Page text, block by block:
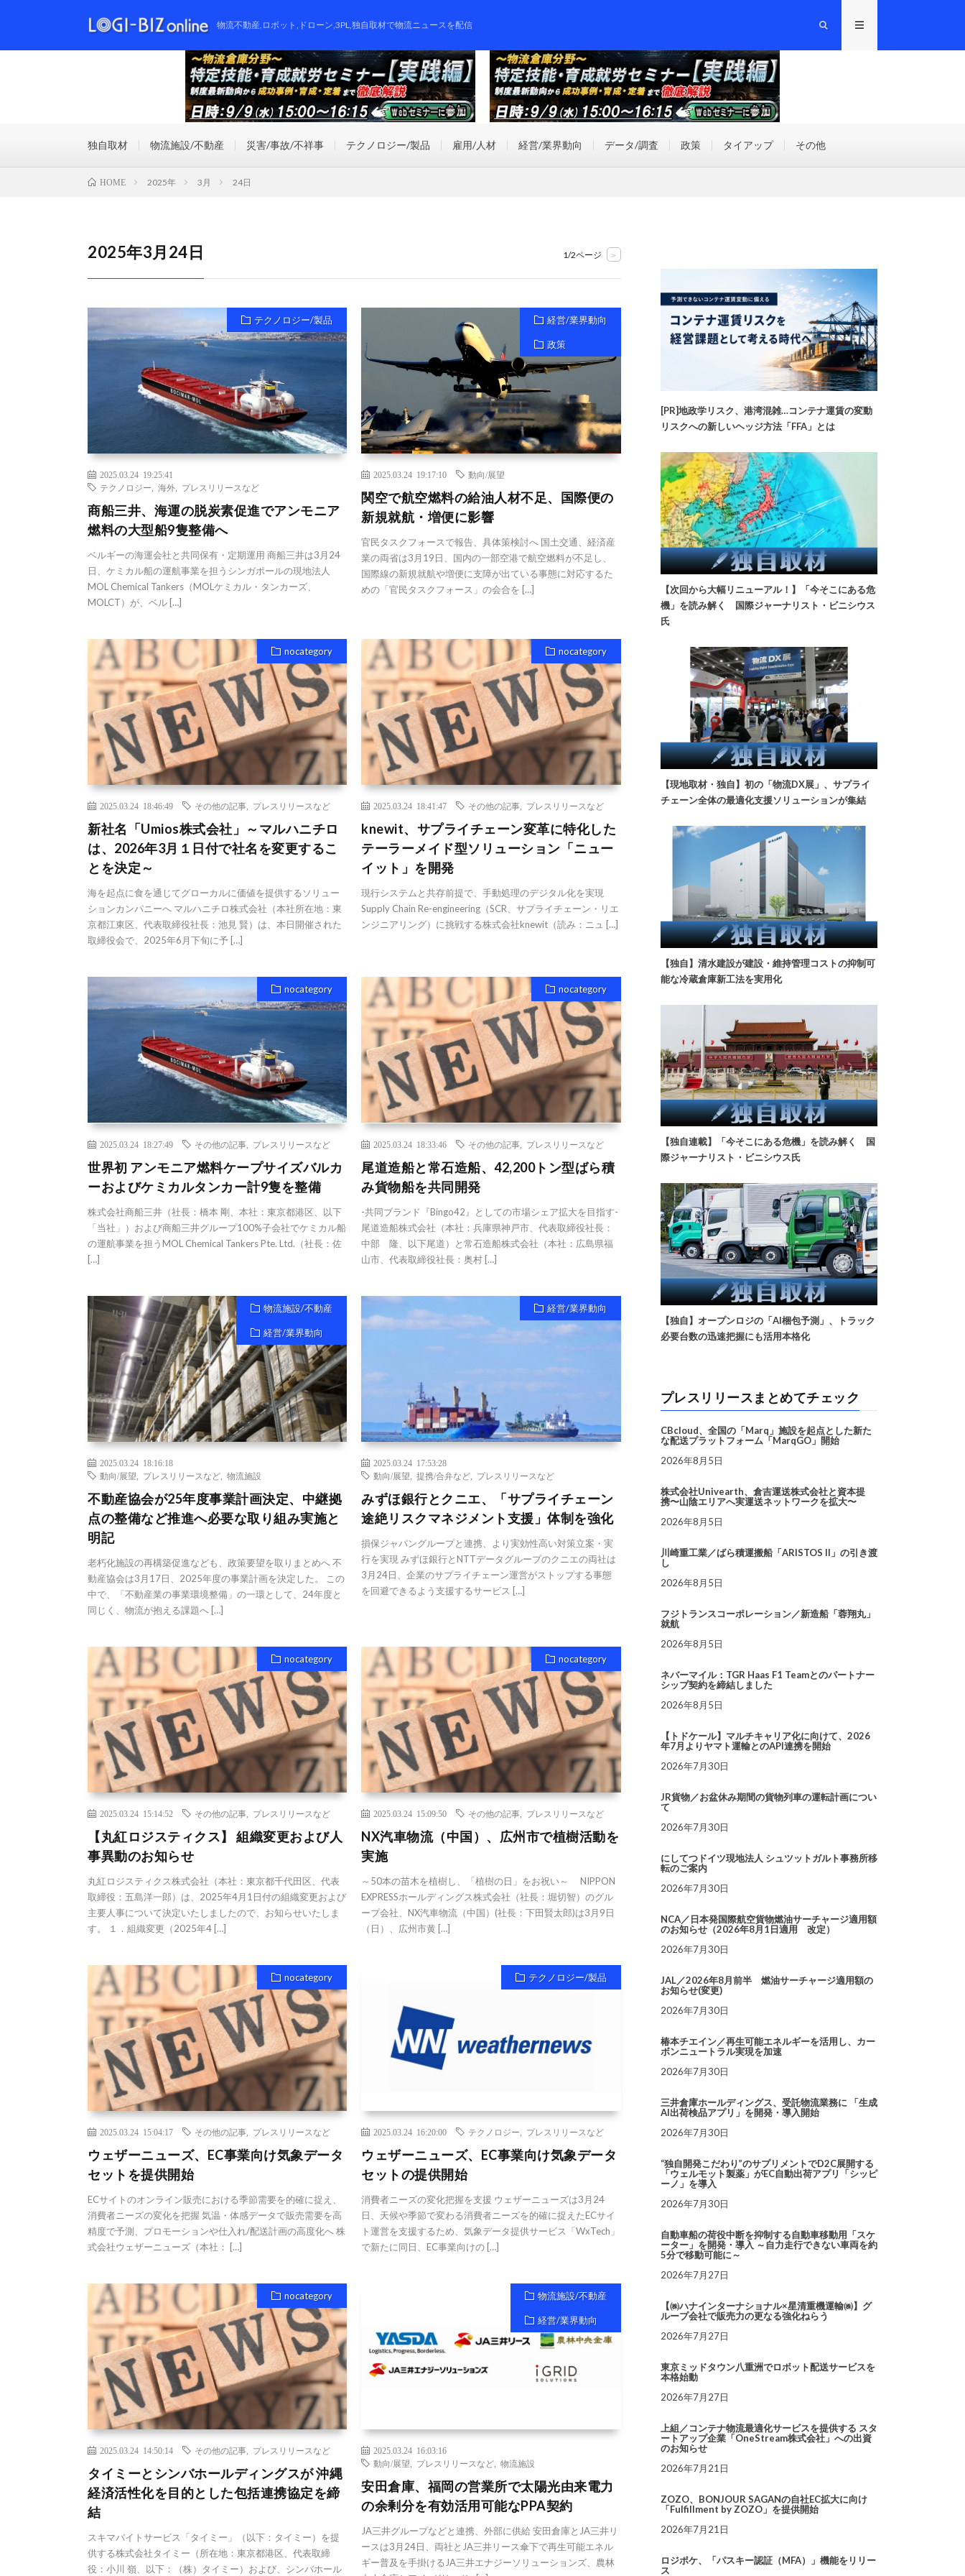
物流不動産,ロボット,ドローン,3PL,独自取材で物流ニュースを配信
独自取材 物流施設/不動産 災害/事故/不祥事 テクノロジー/製品 雇用/人材 経営/業界動向 データ/調査 政策 タイアップ その他
HOME 2025年 3月 24日
2025年3月24日 1/2ページ >
テクノロジー/製品
2025.03.24 19:25:41
テクノロジー
海外 プレスリリースなど
商船三井、海運の脱炭素促進でアンモニア
燃料の大型船9隻整備へ
ベルギーの海運会社と共同保有・定期運用 商船三井は3月24
日、ケミカル船の運航事業を担うシンガポールの現地法人
MOL Chemical Tankers（MOLケミカル・タンカーズ、
MOLCT）が、ベル […]
経営/業界動向
政策
2025.03.24 19:17:10 動向/展望
関空で航空燃料の給油人材不足、国際便の
新規就航・増便に影響
官民タスクフォースで報告、具体策検討へ 国土交通、経済産
業の両省は3月19日、国内の一部空港で航空燃料が不足し、
国際線の新規就航や増便に支障が出ている事態に対応するた
めの「官民タスクフォース」の会合を […]
nocategory
2025.03.24 18:46:49 その他の記事 プレスリリースなど
新社名「Umios株式会社」～マルハニチロ
は、2026年3月１日付で社名を変更するこ
とを決定～
海を起点に食を通じてグローカルに価値を提供するソリュー
ションカンパニーへ マルハニチロ株式会社（本社所在地：東
京都江東区、代表取締役社長：池見 賢）は、本日開催された
取締役会で、2025年6月下旬に予 […]
nocategory
2025.03.24 18:41:47 その他の記事 プレスリリースなど
knewit、サプライチェーン変革に特化した
テーラーメイド型ソリューション「ニュー
イット」を開発
現行システムと共存前提で、手動処理のデジタル化を実現
Supply Chain Re-engineering（SCR、サプライチェーン・リエ
ンジニアリング）に挑戦する株式会社knewit（読み：ニュ […]
nocategory
2025.03.24 18:27:49 その他の記事 プレスリリースなど
世界初 アンモニア燃料ケープサイズバルカ
ーおよびケミカルタンカー計9隻を整備
株式会社商船三井（社長：橋本 剛、本社：東京都港区、以下
「当社」）および商船三井グループ100%子会社でケミカル船
の運航事業を担うMOL Chemical Tankers Pte. Ltd.（社長：佐
[…]
nocategory
2025.03.24 18:33:46 その他の記事 プレスリリースなど
尾道造船と常石造船、42,200トン型ばら積
み貨物船を共同開発
-共同ブランド『Bingo42』としての市場シェア拡大を目指す-
尾道造船株式会社（本社：兵庫県神戸市、代表取締役社長：
中部 隆、以下尾道）と常石造船株式会社（本社：広島県福
山市、代表取締役社長：奥村 […]
物流施設/不動産
経営/業界動向
2025.03.24 18:16:18
動向/展望
プレスリリースなど 物流施設
不動産協会が25年度事業計画決定、中継拠
点の整備など推進へ必要な取り組み実施と
明記
老朽化施設の再構築促進なども、政策要望を取りまとめへ 不
動産協会は3月17日、2025年度の事業計画を決定した。 この
中で、「不動産業の事業環境整備」の一環として、24年度と
同じく、物流が抱える課題へ […]
経営/業界動向
2025.03.24 17:53:28
動向/展望
,提携/合弁など プレスリリースなど
みずほ銀行とクニエ、「サプライチェーン
途絶リスクマネジメント支援」体制を強化
損保ジャパングループと連携、より実効性高い対策立案・実
行を実現 みずほ銀行とNTTデータグループのクニエの両社は
3月24日、企業のサプライチェーン運営がストップする事態
を回避できるよう支援するサービス […]
nocategory
2025.03.24 15:14:52 その他の記事 プレスリリースなど
【丸紅ロジスティクス】 組織変更および人
事異動のお知らせ
丸紅ロジスティクス株式会社（本社：東京都千代田区、代表
取締役：五島洋一郎）は、2025年4月1日付の組織変更および
主要人事について決定いたしましたので、お知らせいたしま
す。 １．組織変更（2025年4 […]
nocategory
2025.03.24 15:09:50 その他の記事 プレスリリースなど
NX汽車物流（中国）、広州市で植樹活動を
実施
～50本の苗木を植樹し、「植樹の日」をお祝い～ NIPPON
EXPRESSホールディングス株式会社（社長：堀切智）のグル
ープ会社、NX汽車物流（中国）(社長：下田賢太郎)は3月9日
（日）、広州市黄 […]
nocategory
2025.03.24 15:04:17 その他の記事 プレスリリースなど
ウェザーニューズ、EC事業向け気象データ
セットを提供開始
ECサイトのオンライン販売における季節需要を的確に捉え、
消費者ニーズの変化を把握 気温・体感データで販売需要を高
精度で予測、プロモーションや仕入れ/配送計画の高度化へ 株
式会社ウェザーニューズ（本社： […]
テクノロジー/製品
2025.03.24 16:20:00 テクノロジー プレスリリースなど
ウェザーニューズ、EC事業向け気象データ
セットの提供開始
消費者ニーズの変化把握を支援 ウェザーニューズは3月24
日、天候や季節で変わる消費者ニーズを的確に捉えたECサイ
ト運営を支援するため、気象データ提供サービス「WxTech」
で新たに同日、EC事業向けの […]
nocategory
2025.03.24 14:50:14 その他の記事 プレスリリースなど
タイミーとシンバホールディングスが 沖縄
経済活性化を⽬的とした包括連携協定を締
結
スキマバイトサービス「タイミー」（以下：タイミー）を提
供する株式会社タイミー（所在地：東京都港区、代表取締
役：⼩川 嶺、以下：（株）タイミー）および、シンバホール
物流施設/不動産
経営/業界動向
2025.03.24 16:03:16
動向/展望
プレスリリースなど ,物流施設
安田倉庫、福岡の営業所で太陽光由来電力
の余剰分を有効活用可能なPPA契約
JA三井グループなどと連携、外部に供給 安田倉庫とJA三井リ
ースは3月24日、両社とJA三井リース傘下で再生可能エネル
ギー普及を手掛けるJA三井エナジーソリューションズ、農林
[PR]地政学リスク、港湾混雑…コンテナ運賃の変動
リスクへの新しいヘッジ方法「FFA」とは
【次回から大幅リニューアル！】「今そこにある危
機」を読み解く 国際ジャーナリスト・ビニシウス
氏
【現地取材・独自】初の「物流DX展」、サプライ
チェーン全体の最適化支援ソリューションが集結
【独自】清水建設が建設・維持管理コストの抑制可
能な冷蔵倉庫新工法を実用化
【独自連載】「今そこにある危機」を読み解く 国
際ジャーナリスト・ビニシウス氏
【独自】オープンロジの「AI梱包予測」、トラック
必要台数の迅速把握にも活用本格化
プレスリリースまとめてチェック
CBcloud、全国の「Marq」施設を起点とした新た
な配送プラットフォーム「MarqGO」開始
2026年8月5日
株式会社Univearth、倉吉運送株式会社と資本提
携〜山陰エリアへ実運送ネットワークを拡大〜
2026年8月5日
川崎重工業／ばら積運搬船「ARISTOS II」の引き渡
し
2026年8月5日
フジトランスコーポレーション／新造船「蓉翔丸」
就航
2026年8月5日
ネバーマイル：TGR Haas F1 Teamとのパートナー
シップ契約を締結しました
2026年8月5日
【トドケール】マルチキャリア化に向けて、2026
年7月よりヤマト運輸とのAPI連携を開始
2026年7月30日
JR貨物／お盆休み期間の貨物列車の運転計画につい
て
2026年7月30日
にしてつドイツ現地法人 シュツットガルト事務所移
転のご案内
2026年7月30日
NCA／日本発国際航空貨物燃油サーチャージ適用額
のお知らせ（2026年8月1日適用 改定）
2026年7月30日
JAL／2026年8月前半 燃油サーチャージ適用額の
お知らせ(変更)
2026年7月30日
椿本チエイン／再生可能エネルギーを活用し、カー
ボンニュートラル実現を加速
2026年7月30日
三井倉庫ホールディングス、受託物流業務に 「生成
AI出荷検品アプリ」を開発・導入開始
2026年7月30日
“独自開発こだわり”のサプリメントでD2C展開する
「ウェルモット製薬」がEC自動出荷アプリ「シッピ
ーノ」を導入
2026年7月30日
自動車船の荷役中断を抑制する自動車移動用「スケ
ーター」を開発・導入 ～自力走行できない車両を約
5分で移動可能に～
2026年7月27日
【㈱ハナインターナショナル×星清重機運輸㈱】グ
ループ会社で販売力の更なる強化ねらう
2026年7月27日
東京ミッドタウン八重洲でロボット配送サービスを
本格始動
2026年7月27日
上組／コンテナ物流最適化サービスを提供する スタ
ートアップ企業「OneStream株式会社」への出資
のお知らせ
2026年7月21日
ZOZO、BONJOUR SAGANの自社EC拡大に向け
「Fulfillment by ZOZO」を提供開始
2026年7月21日
ロジポケ、「パスキー認証（MFA）」機能をリリー
ス